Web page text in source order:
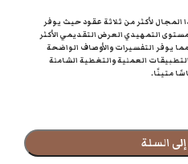
المجال لأكثر من ثلاثة عقود حيث يوفر
التمهيدي العرض التقديمي الأكثر
يوفر التفسيرات والأوصاف الواضحة
العملية والتغطية الشاملة
متينًا.
السلة